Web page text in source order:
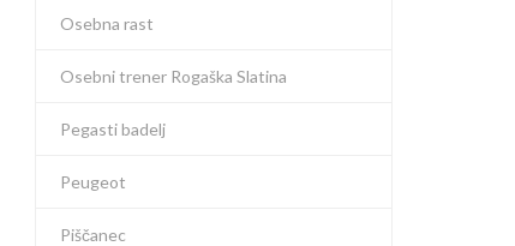
Osebna rast
Osebni trener Rogaška Slatina
Pegasti badelj
Peugeot
Piščanec